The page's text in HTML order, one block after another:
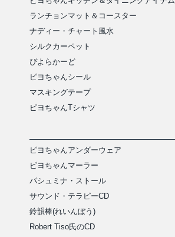
ランチョンマット＆コースター
ナディー・チャート風水
シルクカーペット
ぴよらかーど
ピヨちゃんシール
マスキングテープ
ピヨちゃんTシャツ
ピヨちゃんアンダーウェア
ピヨちゃんマーラー
パシュミナ・ストール
サウンド・テラピーCD
鈴韻棒(れいんぼう)
Robert Tiso氏のCD